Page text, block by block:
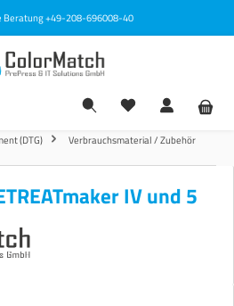
Beratung+49-208-696008-40
(DTG)
Verbrauchsmaterial / Zubehör
IV und 5